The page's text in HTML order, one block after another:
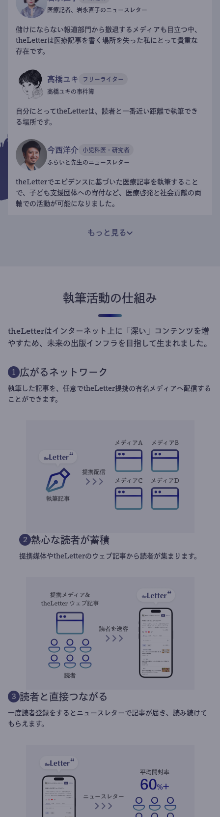
医療記者、岩永直子のニュースレター
儲けにならない報道部門から撤退するメディアも目立つ中、
theLetterは医療記事を書く場所を失った私にとって貴重な
存在です。
高橋ユキ フリーライター
高橋ユキの事件簿
自分にとってtheLetterは、読者と一番近い距離で執筆でき
る場所です。
今西洋介 小児科医・研究者
ふらいと先生のニュースレター
theLetterでエビデンスに基づいた医療記事を執筆すること
で、子ども支援団体への寄付など、医療啓発と社会貢献の両
軸での活動が可能になりました。
もっと見る
執筆活動の仕組み
theLetterはインターネット上に「深い」コンテンツを増
やすため、未来の出版インフラを目指して生まれました。
1 広がるネットワーク
執筆した記事を、任意でtheLetter提携の有名メディアへ配信する
ことができます。
2 熱心な読者が蓄積
提携媒体やtheLetterのウェブ記事から読者が集まります。
3 読者と直接つながる
一度読者登録をするとニュースレターで記事が届き、読み続けて
もらえます。